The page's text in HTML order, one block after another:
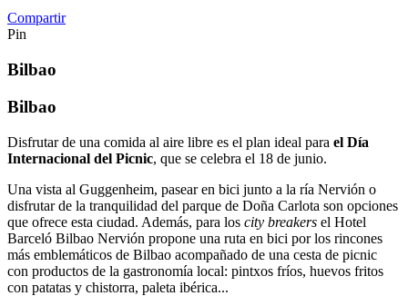
Compartir
Pin
Bilbao
Bilbao
Disfrutar de una comida al aire libre es el plan ideal para el Día
Internacional del Picnic, que se celebra el 18 de junio.
Una vista al Guggenheim, pasear en bici junto a la ría Nervión o
disfrutar de la tranquilidad del parque de Doña Carlota son opciones
que ofrece esta ciudad. Además, para los city breakers el Hotel
Barceló Bilbao Nervión propone una ruta en bici por los rincones
más emblemáticos de Bilbao acompañado de una cesta de picnic
con productos de la gastronomía local: pintxos fríos, huevos fritos
con patatas y chistorra, paleta ibérica...